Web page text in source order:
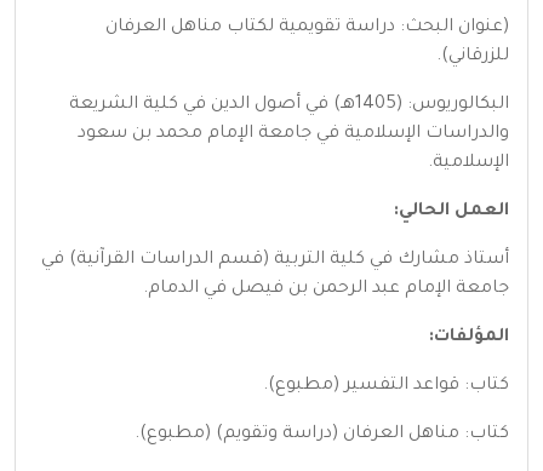
(عنوان البحث: دراسة تقويمية لكتاب مناهل العرفان
للزرقاني).
البكالوريوس: (1405هـ) في أصول الدين في كلية الشريعة
والدراسات الإسلامية في جامعة الإمام محمد بن سعود
الإسلامية.
العمل الحالي:
أستاذ مشارك في كلية التربية (قسم الدراسات القرآنية) في
جامعة الإمام عبد الرحمن بن فيصل في الدمام.
المؤلفات:
كتاب: قواعد التفسير (مطبوع).
كتاب: مناهل العرفان (دراسة وتقويم) (مطبوع).